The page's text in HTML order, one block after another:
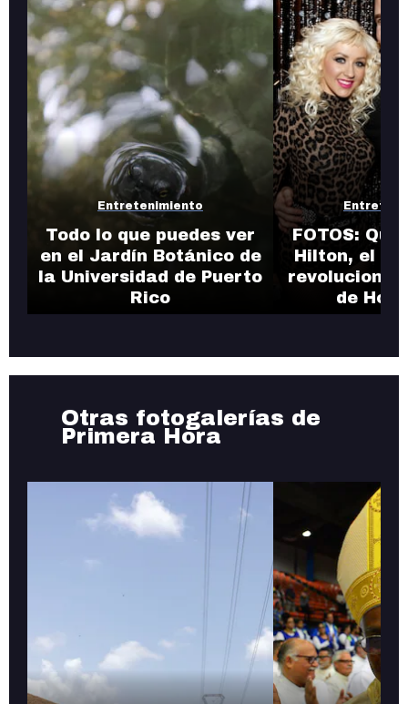
Entretenimiento
Todo lo que puedes ver
en el Jardín Botánico de
la Universidad de Puerto
Rico
FOTOS:
Hilton, el
revolucionó
de
Otras fotogalerías de
Primera Hora